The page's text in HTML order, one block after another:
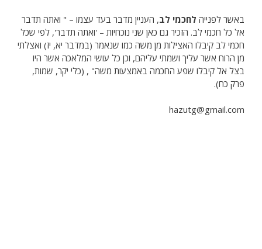
באשר לפנייה לחכמי לב, העניין מדבר בעד עצמו – " ואתה תדבר
אל כל חכמי לב. הזכיר גם כאן שני נוכחיות – 'ואתה תדבר', לפי שכל
חכמי לב קיבלו האצילות מן משה כמו שנאמר (במדבר יא, יז) ואצלתי
מן הרוח אשר עליך ושמתי עליהם, וכן כל עושי המלאכה אשר היו
בצל אל קיבלו שפע החכמה באמצעות משה" , (כלי יקר, שמות,
פרק כח).
hazutg@gmail.com